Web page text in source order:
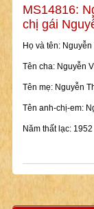
MS14816:
chị gái
Họ và tên: Nguyễn
Tên cha: Nguyễn
Tên mẹ: Nguyễn
Tên anh-chị-em:
Năm thất lạc: 1952